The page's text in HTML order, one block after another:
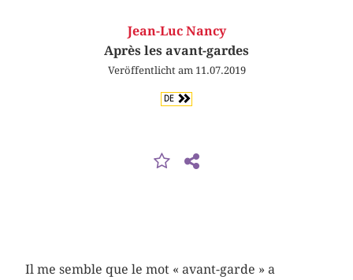
Jean-Luc Nancy
Après les avant-gardes
Veröffentlicht am 11.07.2019
DE
Il me semble que le mot « avant-garde » a